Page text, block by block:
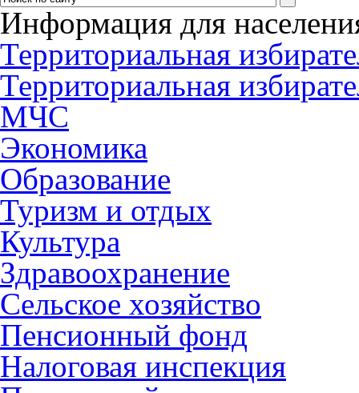
Информация для
Территориальная
Территориальная
МЧС
Экономика
Образование
Туризм и отдых
Культура
Здравоохранение
Сельское хозяйство
Пенсионный фонд
Налоговая инспекция